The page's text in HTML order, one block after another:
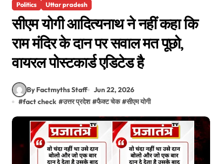
Politics Uttar pradesh
सीएम योगी आदित्यनाथ ने नहीं कहा कि
राम मंदिर के दान पर सवाल मत पूछो,
वायरल पोस्टकार्ड एडिटेड है
By Factmyths Staff
Jun 22, 2026
#fact check #उत्तर प्रदेश #फैक्ट चेक #सीएम योगी